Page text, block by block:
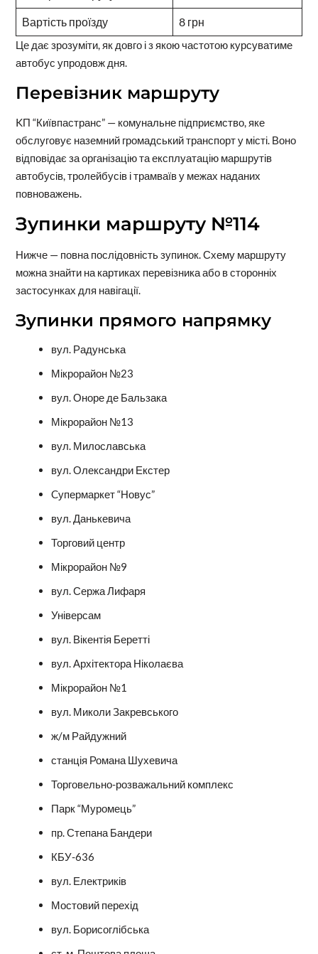
Вартість проїзду 8 грн
Це дає зрозуміти, як довго і з якою частотою курсуватиме
автобус упродовж дня.
Перевізник маршруту
KП “Київпастранс” — комунальне підприємство, яке
обслуговує наземний громадський транспорт у місті. Воно
відповідає за організацію та експлуатацію маршрутів
автобусів, тролейбусів і трамваїв у межах наданих
повноважень.
Зупинки маршруту №114
Нижче — повна послідовність зупинок. Схему маршруту
можна знайти на картиках перевізника або в сторонніх
застосунках для навігації.
Зупинки прямого напрямку
вул. Радунська
Мікрорайон №23
вул. Оноре де Бальзака
Мікрорайон №13
вул. Милославська
вул. Олександри Екстер
Cупермаркет “Новус”
вул. Данькевича
Торговий центр
Мікрорайон №9
вул. Сержа Лифаря
Універсам
вул. Вікентія Беретті
вул. Архітектора Ніколаєва
Мікрорайон №1
вул. Миколи Закревського
ж/м Райдужний
станція Романа Шухевича
Торговельно-розважальний комплекс
Парк “Муромець”
пр. Степана Бандери
КБУ-636
вул. Електриків
Мостовий перехід
вул. Борисоглібська